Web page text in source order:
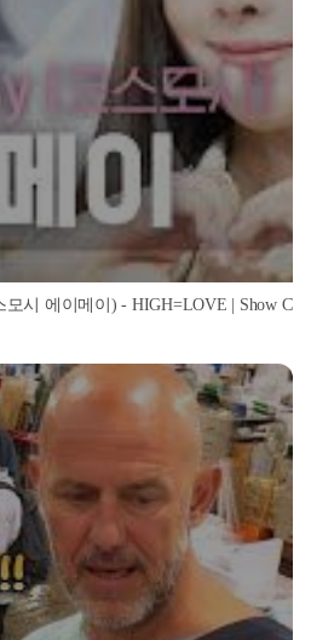
시 에이메이) - HIGH=LOVE | Show